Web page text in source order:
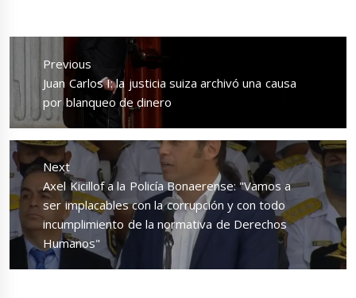
Navegación
entradas
Previous
Previous
post:
Juan Carlos I: la justicia suiza archivó una causa
por blanqueo de dinero
Next
Next
post:
Axel Kicillof a la Policía Bonaerense: "Vamos a
ser implacables con la corrupción y con todo
incumplimiento de la normativa de Derechos
Humanos"